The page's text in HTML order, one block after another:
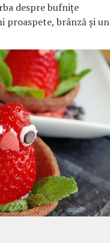
despre bufniţe
proaspete, brânză şi un